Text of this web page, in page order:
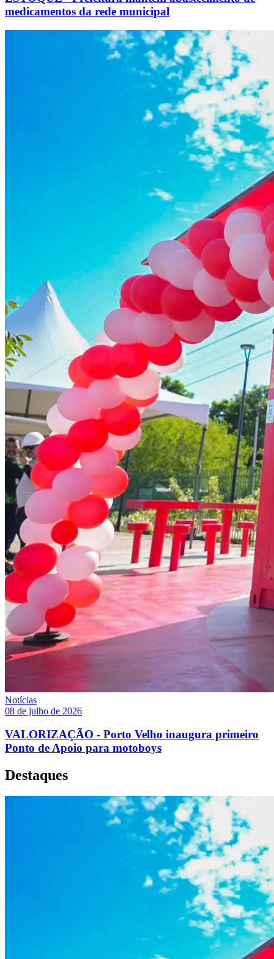
medicamentos da rede municipal
Notícias
08 de julho de 2026
VALORIZAÇÃO - Porto Velho inaugura primeiro
Ponto de Apoio para motoboys
Destaques